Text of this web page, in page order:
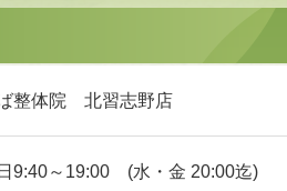
整体院 北習志野店
9:40～19:00 (水・金 20:00迄)